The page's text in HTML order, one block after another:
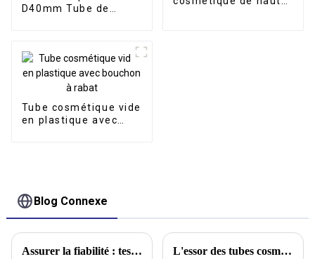
D40mm Tube de
plastique avec
applicateur
Tube cosmétique vide
en plastique avec
Blog Connexe
Assurer la fiabilité : tester l'intégrité des joints des tuyaux en plastique L'essor des tubes cosmétiques écologiques